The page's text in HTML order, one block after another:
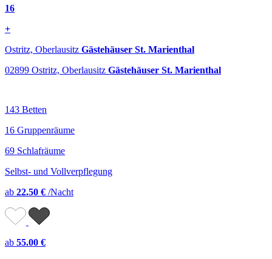
16
+
Ostritz, Oberlausitz Gästehäuser St. Marienthal
02899 Ostritz, Oberlausitz Gästehäuser St. Marienthal
143 Betten
16 Gruppenräume
69 Schlafräume
Selbst- und Vollverpflegung
ab 22.50 € /Nacht
ab 55.00 €